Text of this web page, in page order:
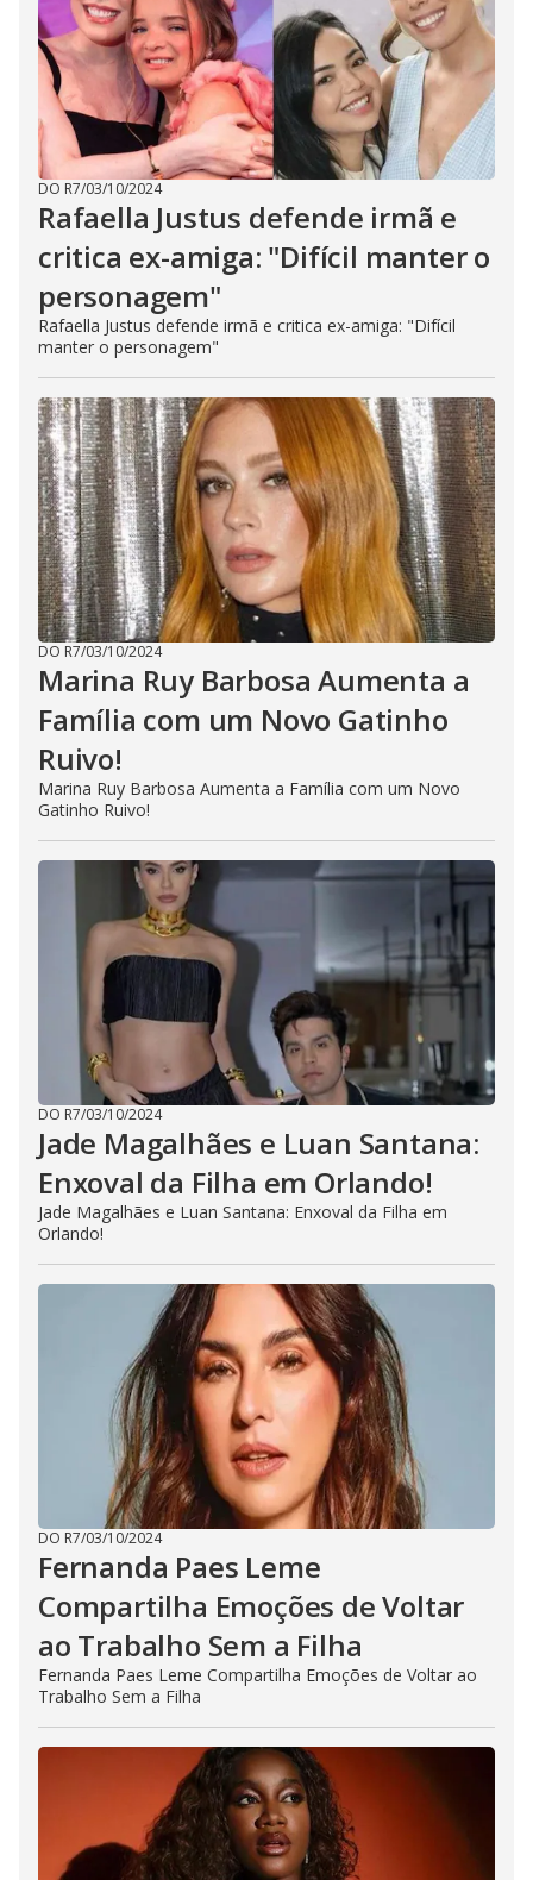
DO R7/03/10/2024
Rafaella Justus defende irmã e
critica ex-amiga: "Difícil manter o
personagem"
Rafaella Justus defende irmã e critica ex-amiga: "Difícil
manter o personagem"
DO R7/03/10/2024
Marina Ruy Barbosa Aumenta a
Família com um Novo Gatinho
Ruivo!
Marina Ruy Barbosa Aumenta a Família com um Novo
Gatinho Ruivo!
DO R7/03/10/2024
Jade Magalhães e Luan Santana:
Enxoval da Filha em Orlando!
Jade Magalhães e Luan Santana: Enxoval da Filha em
Orlando!
DO R7/03/10/2024
Fernanda Paes Leme
Compartilha Emoções de Voltar
ao Trabalho Sem a Filha
Fernanda Paes Leme Compartilha Emoções de Voltar ao
Trabalho Sem a Filha